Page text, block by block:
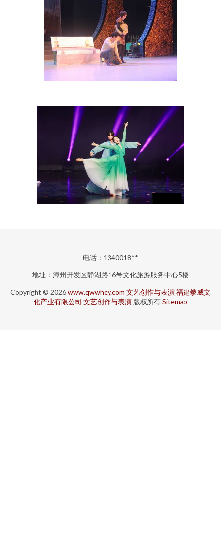
电话：1340018**
地址：漳州开发区静湖路16号文化旅游服务中心5楼
Copyright © 2026www.qwwhcy.com 文艺创作与表演福建拳威文
化产业有限公司 文艺创作与表演 版权所有Sitemap